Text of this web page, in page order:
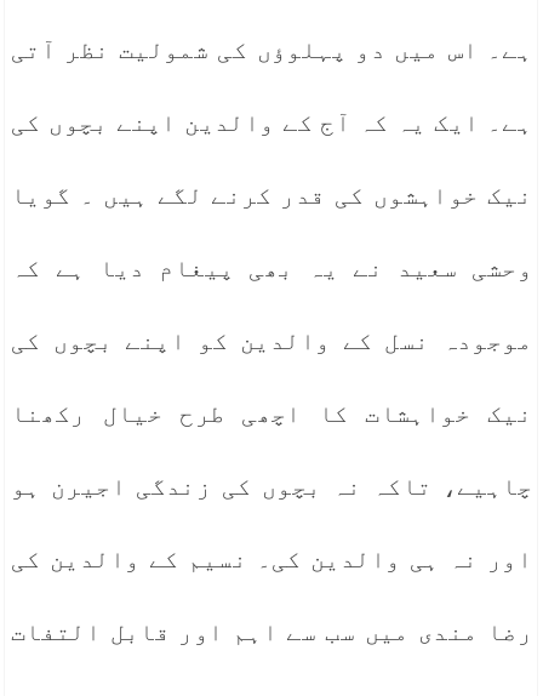
ہے۔ اس میں دو پہلوؤں کی شمولیت نظر آتی
ہے۔ ایک یہ کہ آج کے والدین اپنے بچوں کی
نیک خواہشوں کی قدر کرنے لگے ہیں ۔ گویا
وحشی سعید نے یہ بھی پیغام دیا ہے کہ
موجودہ نسل کے والدین کو اپنے بچوں کی
نیک خواہشات کا اچھی طرح خیال رکھنا
چاہیے، تاکہ نہ بچوں کی زندگی اجیرن ہو
اور نہ ہی والدین کی۔ نسیم کے والدین کی
رضا مندی میں سب سے اہم اور قابل التفات